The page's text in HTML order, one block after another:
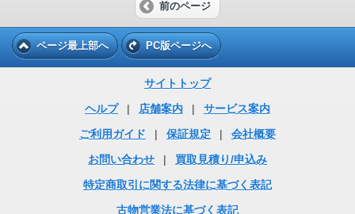
前のページ
ページ最上部へ PC版ページへ
サイトトップ
ヘルプ
| 店舗案内 |
サービス案内
ご利用ガイド
| 保証規定 |
会社概要
お問い合わせ
|
買取見積り/申込み
特定商取引に関する法律に基づく表記
古物営業法に基づく表記